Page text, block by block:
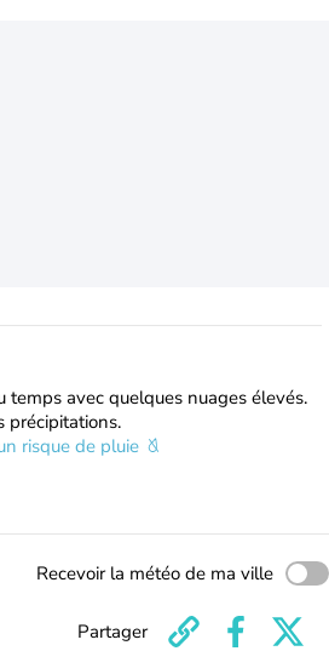
temps avec quelques nuages élevés.
précipitations.
risque de pluie
Recevoir la météo de ma ville
Partager